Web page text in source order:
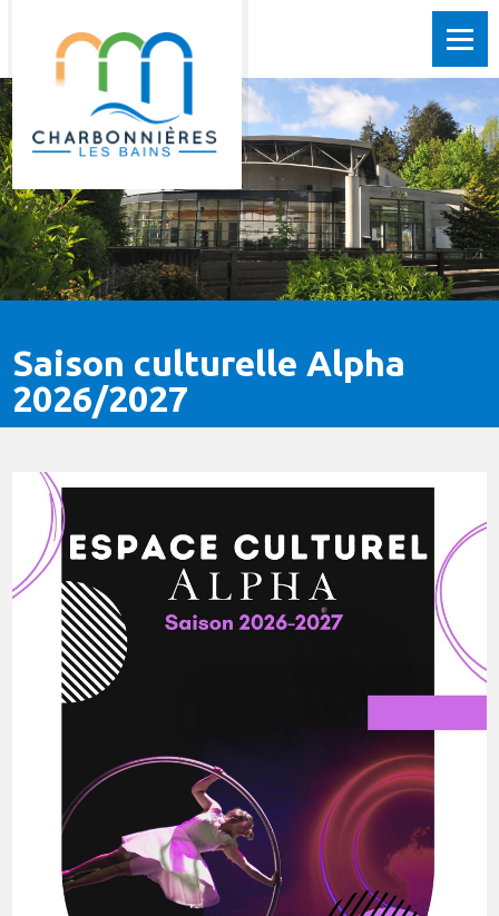
Saison culturelle Alpha
2026/2027